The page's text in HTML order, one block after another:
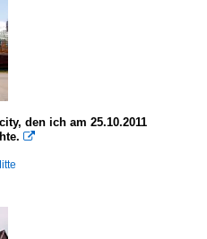
den ich am 25.10.2011
